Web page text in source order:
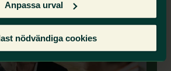
Anpassa urval
nödvändiga cookies